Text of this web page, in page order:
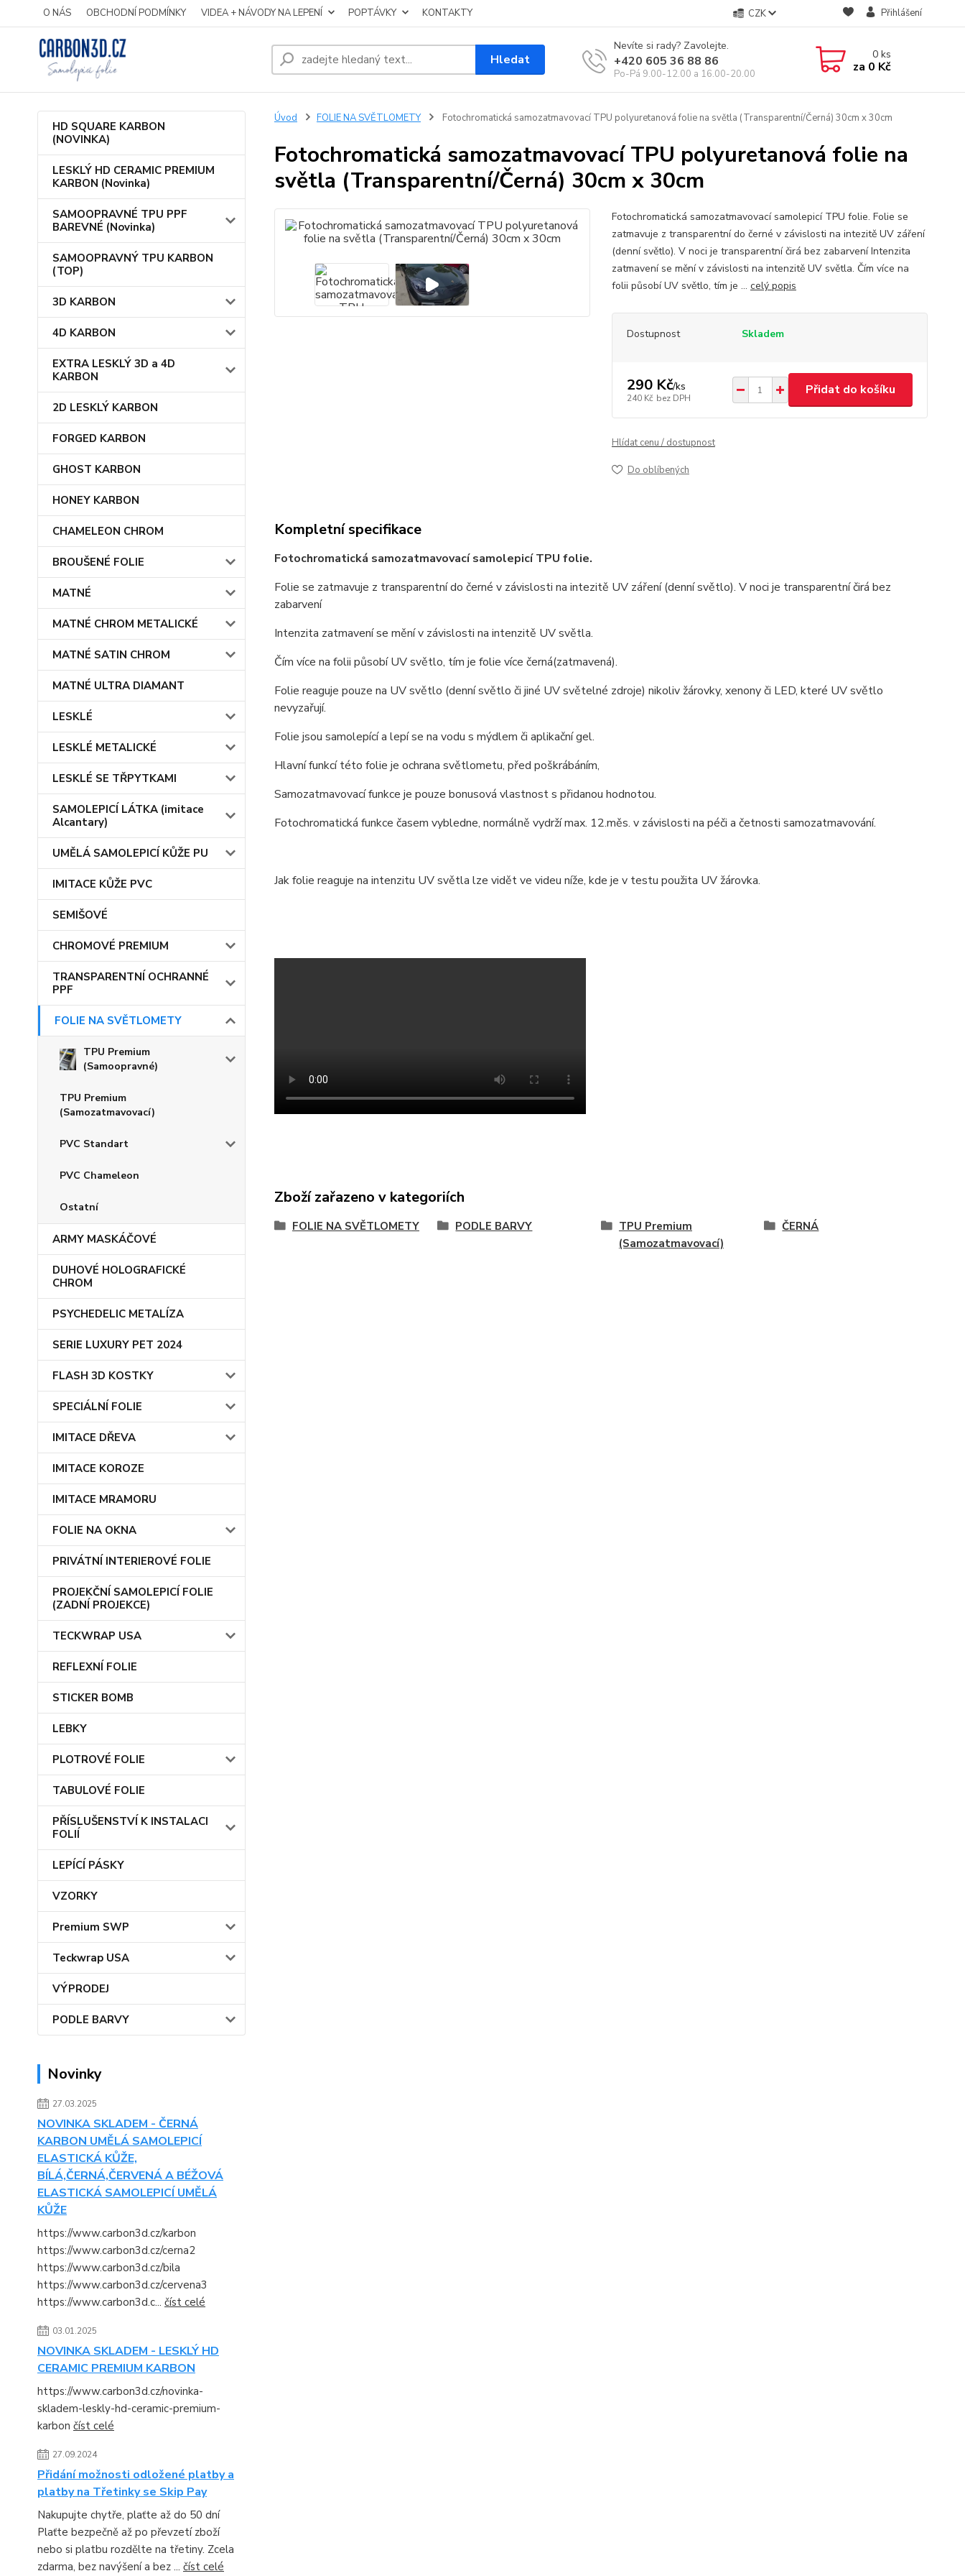
O NÁS OBCHODNÍ PODMÍNKY VIDEA + NÁVODY NA LEPENÍ POPTÁVKY KONTAKTY CZK Přihlášení
Hledat
Nevíte si rady? Zavolejte.
+420 605 36 88 86
Po-Pá 9.00-12.00 a 16.00-20.00
0ks
za 0 Kč
HD SQUARE KARBON
(NOVINKA)
LESKLÝ HD CERAMIC PREMIUM
KARBON (Novinka)
SAMOOPRAVNÉ TPU PPF
BAREVNÉ (Novinka)
SAMOOPRAVNÝ TPU KARBON
(TOP)
3D KARBON
4D KARBON
EXTRA LESKLÝ 3D a 4D
KARBON
2D LESKLÝ KARBON
FORGED KARBON
GHOST KARBON
HONEY KARBON
CHAMELEON CHROM
BROUŠENÉ FOLIE
MATNÉ
MATNÉ CHROM METALICKÉ
MATNÉ SATIN CHROM
MATNÉ ULTRA DIAMANT
LESKLÉ
LESKLÉ METALICKÉ
LESKLÉ SE TŘPYTKAMI
SAMOLEPICÍ LÁTKA (imitace
Alcantary)
UMĚLÁ SAMOLEPICÍ KŮŽE PU
IMITACE KŮŽE PVC
SEMIŠOVÉ
CHROMOVÉ PREMIUM
TRANSPARENTNÍ OCHRANNÉ
PPF
FOLIE NA SVĚTLOMETY
TPU Premium
(Samoopravné)
TPU Premium
(Samozatmavovací)
PVC Standart
PVC Chameleon
Ostatní
ARMY MASKÁČOVÉ
DUHOVÉ HOLOGRAFICKÉ
CHROM
PSYCHEDELIC METALÍZA
SERIE LUXURY PET 2024
FLASH 3D KOSTKY
SPECIÁLNÍ FOLIE
IMITACE DŘEVA
IMITACE KOROZE
IMITACE MRAMORU
FOLIE NA OKNA
PRIVÁTNÍ INTERIEROVÉ FOLIE
PROJEKČNÍ SAMOLEPICÍ FOLIE
(ZADNÍ PROJEKCE)
TECKWRAP USA
REFLEXNÍ FOLIE
STICKER BOMB
LEBKY
PLOTROVÉ FOLIE
TABULOVÉ FOLIE
PŘÍSLUŠENSTVÍ K INSTALACI
FOLIÍ
LEPÍCÍ PÁSKY
VZORKY
Premium SWP
Teckwrap USA
VÝPRODEJ
PODLE BARVY
Novinky
27.03.2025
NOVINKA SKLADEM - ČERNÁ
KARBON UMĚLÁ SAMOLEPICÍ
ELASTICKÁ KŮŽE,
BÍLÁ,ČERNÁ,ČERVENÁ A BÉŽOVÁ
ELASTICKÁ SAMOLEPICÍ UMĚLÁ
KŮŽE
https://www.carbon3d.cz/karbon
https://www.carbon3d.cz/cerna2
https://www.carbon3d.cz/bila
https://www.carbon3d.cz/cervena3
https://www.carbon3d.c... číst celé
03.01.2025
NOVINKA SKLADEM - LESKLÝ HD
CERAMIC PREMIUM KARBON
https://www.carbon3d.cz/novinka-
skladem-leskly-hd-ceramic-premium-
karbon číst celé
27.09.2024
Přidání možnosti odložené platby a
platby na Třetinky se Skip Pay
Nakupujte chytře, plaťte až do 50 dní
Plaťte bezpečně až po převzetí zboží
nebo si platbu rozdělte na třetiny. Zcela
zdarma, bez navýšení a bez ... číst celé
Úvod FOLIE NA SVĚTLOMETY Fotochromatická samozatmavovací TPU polyuretanová folie na světla (Transparentní/Černá) 30cm x 30cm
Fotochromatická samozatmavovací TPU polyuretanová folie na
světla (Transparentní/Černá) 30cm x 30cm
Fotochromatická samozatmavovací samolepicí TPU folie. Folie se
zatmavuje z transparentní do černé v závislosti na intezitě UV záření
(denní světlo). V noci je transparentní čirá bez zabarvení Intenzita
zatmavení se mění v závislosti na intenzitě UV světla. Čím více na
folii působí UV světlo, tím je ... celý popis
Dostupnost Skladem
290 Kč/ks
240 Kč bez DPH
Přidat do košíku
Hlídat cenu / dostupnost
Do oblíbených
Kompletní specifikace
Fotochromatická samozatmavovací samolepicí TPU folie.
Folie se zatmavuje z transparentní do černé v závislosti na intezitě UV záření (denní světlo). V noci je transparentní čirá bez
zabarvení
Intenzita zatmavení se mění v závislosti na intenzitě UV světla.
Čím více na folii působí UV světlo, tím je folie více černá(zatmavená).
Folie reaguje pouze na UV světlo (denní světlo či jiné UV světelné zdroje) nikoliv žárovky, xenony či LED, které UV světlo
nevyzařují.
Folie jsou samolepící a lepí se na vodu s mýdlem či aplikační gel.
Hlavní funkcí této folie je ochrana světlometu, před poškrábáním,
Samozatmavovací funkce je pouze bonusová vlastnost s přidanou hodnotou.
Fotochromatická funkce časem vybledne, normálně vydrží max. 12.měs. v závislosti na péči a četnosti samozatmavování.
Jak folie reaguje na intenzitu UV světla lze vidět ve videu níže, kde je v testu použita UV žárovka.
Zboží zařazeno v kategoriích
FOLIE NA SVĚTLOMETY PODLE BARVY
TPU Premium
(Samozatmavovací)
ČERNÁ